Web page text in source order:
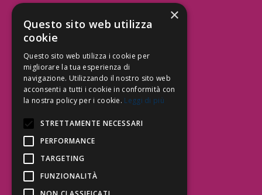
Aree Attività Civile
Tutele del Credito
Responsabilità Civile
Contrattualistica
Segui lo Studio EDG sui social.
Invia messaggio
T. 06.3232914
×
Questo sito web utilizza
cookie
Questo sito web utilizza i cookie per
migliorare la tua esperienza di
navigazione. Utilizzando il nostro sito web
acconsenti a tutti i cookie in conformità con
la nostra policy per i cookie. Leggi di più
STRETTAMENTE NECESSARI
PERFORMANCE
TARGETING
FUNZIONALITÀ